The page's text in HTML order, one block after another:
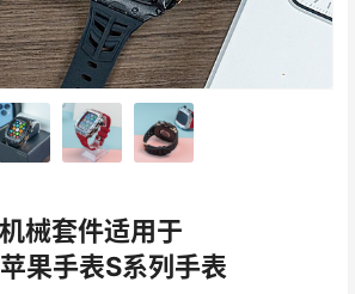
械套件适用于
果手表S系列手表